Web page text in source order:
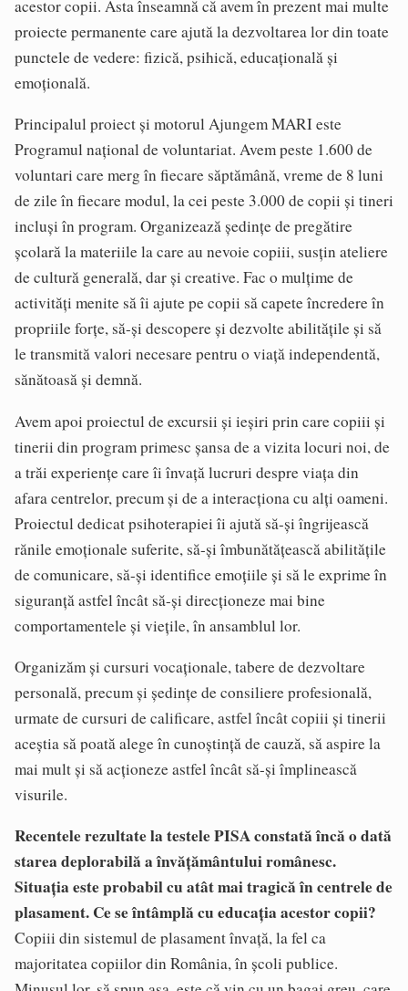
acestor copii. Asta înseamnă că avem în prezent mai multe
proiecte permanente care ajută la dezvoltarea lor din toate
punctele de vedere: fizică, psihică, educaţională şi
emoţională.
Principalul proiect şi motorul Ajungem MARI este
Programul naţional de voluntariat. Avem peste 1.600 de
voluntari care merg în fiecare săptămână, vreme de 8 luni
de zile în fiecare modul, la cei peste 3.000 de copii şi tineri
incluşi în program. Organizează şedinţe de pregătire
şcolară la materiile la care au nevoie copiii, susţin ateliere
de cultură generală, dar şi creative. Fac o mulţime de
activităţi menite să îi ajute pe copii să capete încredere în
propriile forţe, să-şi descopere şi dezvolte abilităţile şi să
le transmită valori necesare pentru o viaţă independentă,
sănătoasă şi demnă.
Avem apoi proiectul de excursii şi ieşiri prin care copiii şi
tinerii din program primesc şansa de a vizita locuri noi, de
a trăi experienţe care îi învaţă lucruri despre viaţa din
afara centrelor, precum şi de a interacţiona cu alţi oameni.
Proiectul dedicat psihoterapiei îi ajută să-şi îngrijească
rănile emoţionale suferite, să-şi îmbunătăţească abilităţile
de comunicare, să-şi identifice emoţiile şi să le exprime în
siguranţă astfel încât să-şi direcţioneze mai bine
comportamentele şi vieţile, în ansamblul lor.
Organizăm şi cursuri vocaţionale, tabere de dezvoltare
personală, precum şi şedinţe de consiliere profesională,
urmate de cursuri de calificare, astfel încât copiii şi tinerii
aceştia să poată alege în cunoştinţă de cauză, să aspire la
mai mult şi să acţioneze astfel încât să-şi împlinească
visurile.
Recentele rezultate la testele PISA constată încă o dată
starea deplorabilă a învățământului românesc.
Situația este probabil cu atât mai tragică în centrele de
plasament. Ce se întâmplă cu educația acestor copii?
Copiii din sistemul de plasament învaţă, la fel ca
majoritatea copiilor din România, în şcoli publice.